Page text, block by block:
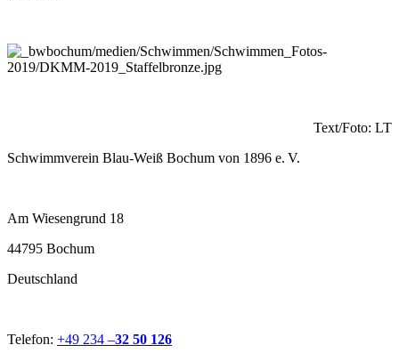
Text/Foto: LT
Schwimmverein Blau-Weiß Bochum von 1896 e. V.
Am Wiesengrund 18
44795 Bochum
Deutschland
Telefon: +49 234 –32 50 126